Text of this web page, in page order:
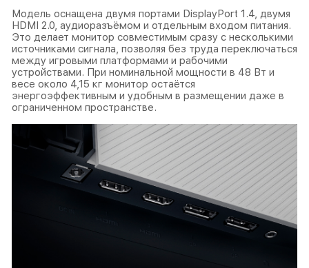
Модель оснащена двумя портами DisplayPort 1.4, двумя
HDMI 2.0, аудиоразъёмом и отдельным входом питания.
Это делает монитор совместимым сразу с несколькими
источниками сигнала, позволяя без труда переключаться
между игровыми платформами и рабочими
устройствами. При номинальной мощности в 48 Вт и
весе около 4,15 кг монитор остаётся
энергоэффективным и удобным в размещении даже в
ограниченном пространстве.